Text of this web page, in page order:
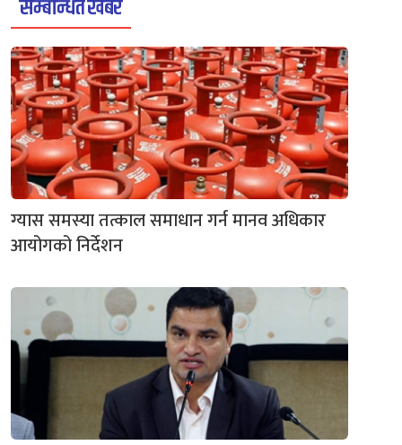
सम्बन्धित खबर
ग्यास समस्या तत्काल समाधान गर्न मानव अधिकार
आयोगको निर्देशन